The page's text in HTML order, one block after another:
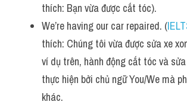
thích: Bạn vừa được cắt tóc).
We’re having our car repaired. (
thích: Chúng tôi vừa được sửa xe
ví dụ trên, hành động cắt tóc và
thực hiện bởi chủ ngữ You/We mà
khác.